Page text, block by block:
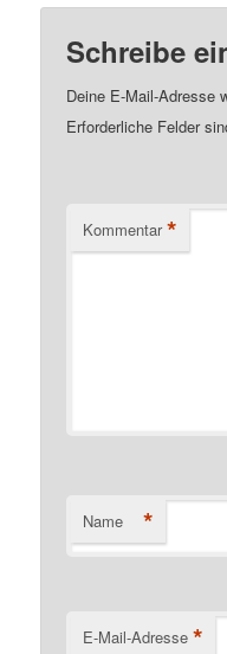
Schreibe
Deine E-Mail-Adresse
Erforderliche Felder
Kommentar *
Name *
E-Mail-Adresse *